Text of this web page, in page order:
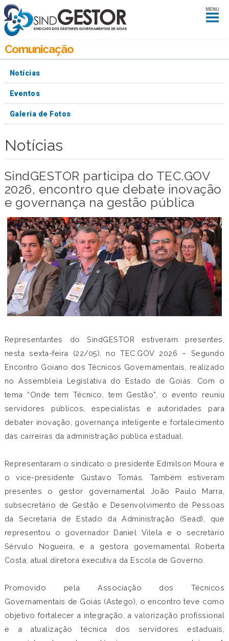
Comunicação
Notícias
Eventos
Galeria de Fotos
Notícias
SindGESTOR participa do TEC.GOV
2026, encontro que debate inovação
e governança na gestão pública
Representantes do SindGESTOR estiveram presentes,
nesta sexta-feira (22/05), no TEC.GOV 2026 – Segundo
Encontro Goiano dos Técnicos Governamentais, realizado
no Assembleia Legislativa do Estado de Goiás. Com o
tema “Onde tem Técnico, tem Gestão”, o evento reuniu
servidores públicos, especialistas e autoridades para
debater inovação, governança inteligente e fortalecimento
das carreiras da administração pública estadual.
Representaram o sindicato o presidente Edmilson Moura e
o vice-presidente Gustavo Tomás. Também estiveram
presentes o gestor governamental João Paulo Marra,
subsecretário de Gestão e Desenvolvimento de Pessoas
da Secretaria de Estado da Administração (Sead), que
representou o governador Daniel Vilela e o secretário
Sérvulo Nogueira, e a gestora governamental Roberta
Costa, atual diretora executiva da Escola de Governo.
Promovido pela Associação dos Técnicos
Governamentais de Goiás (Astego), o encontro teve como
objetivo fortalecer a integração, a valorização profissional
e a atualização técnica dos servidores estaduais,